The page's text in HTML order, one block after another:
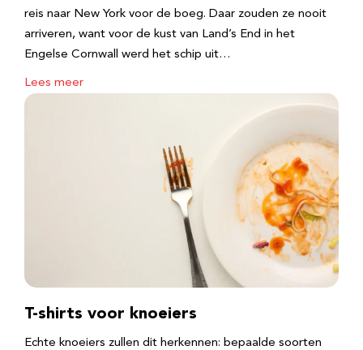
reis naar New York voor de boeg. Daar zouden ze nooit
arriveren, want voor de kust van Land’s End in het
Engelse Cornwall werd het schip uit…
Lees meer
T-shirts voor knoeiers
Echte knoeiers zullen dit herkennen: bepaalde soorten